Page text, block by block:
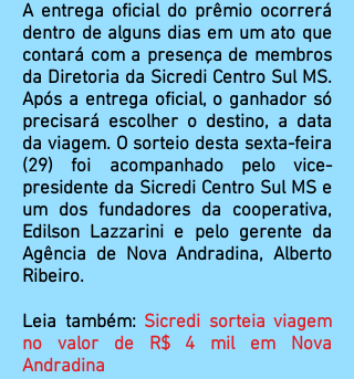
A entrega oficial do prêmio ocorrerá
dentro de alguns dias em um ato que
contará com a presença de membros
da Diretoria da Sicredi Centro Sul MS.
Após a entrega oficial, o ganhador só
precisará escolher o destino, a data
da viagem. O sorteio desta sexta-feira
(29) foi acompanhado pelo vice-
presidente da Sicredi Centro Sul MS e
um dos fundadores da cooperativa,
Edilson Lazzarini e pelo gerente da
Agência de Nova Andradina, Alberto
Ribeiro.
Leia também: Sicredi sorteia viagem
no valor de R$ 4 mil em Nova
Andradina